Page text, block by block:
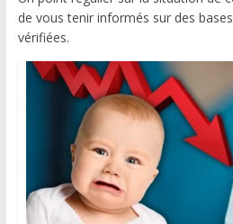
de vous tenir informés sur des
vérifiées.